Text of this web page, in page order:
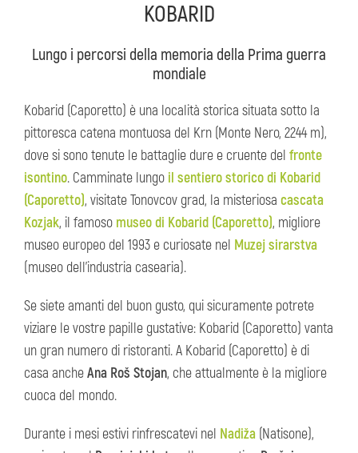
KOBARID
Lungo i percorsi della memoria della Prima guerra
mondiale
Kobarid (Caporetto) è una località storica situata sotto la
pittoresca catena montuosa del Krn (Monte Nero, 2244 m),
dove si sono tenute le battaglie dure e cruente del fronte
isontino. Camminate lungo il sentiero storico di Kobarid
(Caporetto), visitate Tonovcov grad, la misteriosa cascata
Kozjak, il famoso museo di Kobarid (Caporetto), migliore
museo europeo del 1993 e curiosate nel Muzej sirarstva
(museo dell’industria casearia).
Se siete amanti del buon gusto, qui sicuramente potrete
viziare le vostre papille gustative: Kobarid (Caporetto) vanta
un gran numero di ristoranti. A Kobarid (Caporetto) è di
casa ancheAna Roš Stojan, che attualmente è la migliore
cuoca del mondo.
Durante i mesi estivi rinfrescatevi nel Nadiža (Natisone),